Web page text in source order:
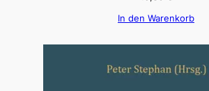
In den Warenkorb